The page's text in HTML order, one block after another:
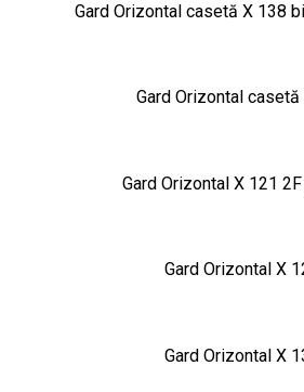
Gard Orizontal casetă X 138
Gard Orizontal
Gard Orizontal X 121
Gard Orizontal X
Gard Orizontal X